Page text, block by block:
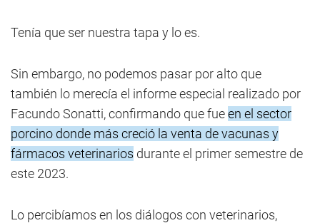
Tenía que ser nuestra tapa y lo es.
Sin embargo, no podemos pasar por alto que
también lo merecía el informe especial realizado por
Facundo Sonatti, confirmando que fueen el sector
porcino donde más creció la venta de vacunas y
fármacos veterinarios durante el primer semestre de
este 2023.
Lo percibíamos en los diálogos con veterinarios,